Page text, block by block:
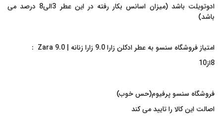
ادوتویلت باشد (میزان اسانس بکار رفته در این عطر 3الی8 درصد می
باشد)
امتیاز فروشگاه سنسو به عطر ادکلن زارا 9.0 زارا زنانه | Zara 9.0 :
8از10
فروشگاه سنسو پرفیوم(حس خوب)
اصالت این کالا را تایید می کند